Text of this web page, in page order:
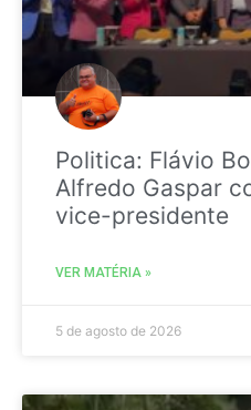
Politica: Flávio
Alfredo Gaspar
vice-presidente
VER MATÉRIA »
5 de agosto de 2026